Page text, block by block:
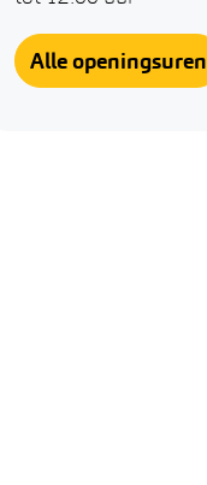
Alle openingsuren